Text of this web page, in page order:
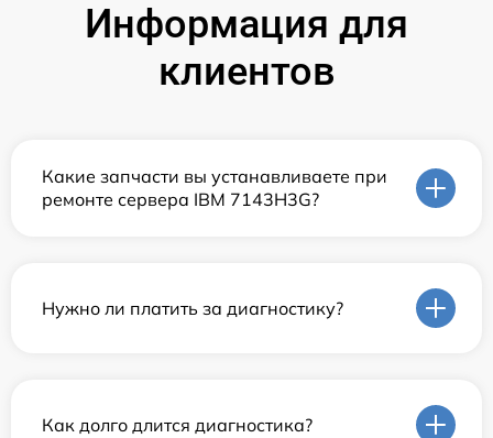
Информация для
клиентов
Какие запчасти вы устанавливаете при
ремонте сервера IBM 7143H3G?
Нужно ли платить за диагностику?
Как долго длится диагностика?